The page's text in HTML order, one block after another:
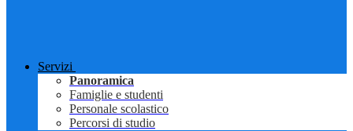
Servizi
Panoramica
Famiglie e studenti
Personale scolastico
Percorsi di studio